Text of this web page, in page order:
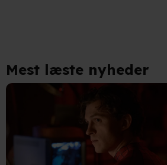
Mest læste nyheder